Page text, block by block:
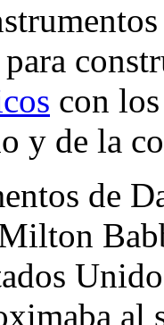
con
y de la
de
al